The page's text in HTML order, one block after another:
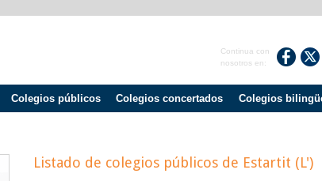
Continua con
nosotros en:
Colegios públicos Colegios concertados Colegios
Listado de colegios públicos de Estartit (l')